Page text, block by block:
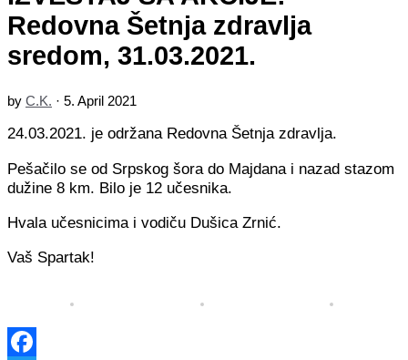
Redovna Šetnja zdravlja
sredom, 31.03.2021.
by C.K. · 5. April 2021
24.03.2021. je održana Redovna Šetnja zdravlja.
Pešačilo se od Srpskog šora do Majdana i nazad stazom
dužine 8 km. Bilo je 12 učesnika.
Hvala učesnicima i vodiču Dušica Zrnić.
Vaš Spartak!